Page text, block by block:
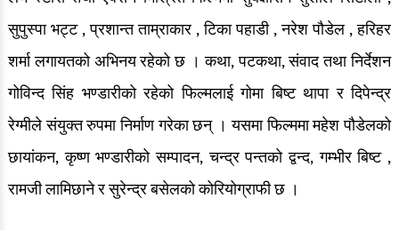
सुपुस्पा भट्ट , प्रशान्त ताम्राकार , टिका पहाडी , नरेश पौडेल , हरिहर
शर्मा लगायतको अभिनय रहेको छ । कथा, पटकथा, संवाद तथा निर्देशन
गोविन्द सिंह भण्डारीको रहेको फिल्मलाई गोमा बिष्ट थापा र दिपेन्द्र
रेग्मीले संयुक्त रुपमा निर्माण गरेका छन् । यसमा फिल्ममा महेश पौडेलको
छायांकन, कृष्ण भण्डारीको सम्पादन, चन्द्र पन्तको द्वन्द, गम्भीर बिष्ट ,
रामजी लामिछाने र सुरेन्द्र बसेलको कोरियोग्राफी छ ।